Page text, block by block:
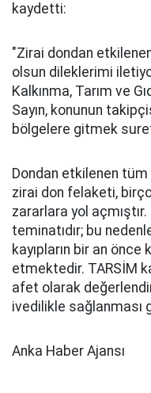
kaydetti:
"Zirai dondan
olsun dileklerimi
Kalkınma, Tarım ve
Sayın, konunun
bölgelere gitmek
Dondan etkilenen
zirai don felaketi,
zararlara yol
teminatıdır; bu
kayıpların bir an
etmektedir. TARSİM
afet olarak
ivedilikle sağlanması
Anka Haber Ajansı